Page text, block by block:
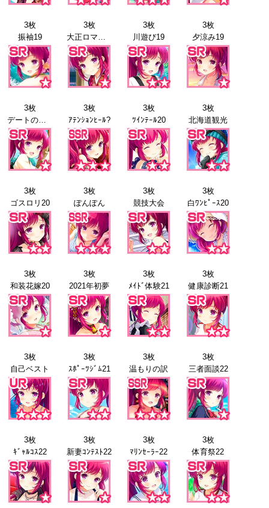
3枚
振袖19
3枚
大正ロマン19
3枚
川遊び19
3枚
夕涼み19
3枚
デートの日19
3枚
ｱﾃﾝｼｮﾝﾋｰﾙ?
3枚
ﾂｲﾝﾃｰﾙ20
3枚
北海道観光
3枚
ゴスロリ20
3枚
ぽんぽん
3枚
競技大会
3枚
白ﾜﾝﾋﾟｰｽ20
3枚
和装花嫁20
3枚
2021年初夢
3枚
ﾒｲﾄﾞ体験21
3枚
健康診断21
3枚
自己ベスト
3枚
ｽﾎﾟｰﾂｼﾞﾑ21
3枚
温もりの訳
3枚
三者面談22
3枚
ｷﾞｬﾙｺｽ22
3枚
新妻ｺﾝﾃｽﾄ22
3枚
ﾏﾘﾝｾｰﾗｰ22
3枚
体育祭22